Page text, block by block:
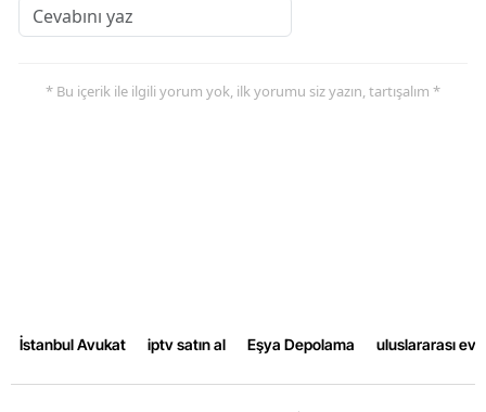
* Bu içerik ile ilgili yorum yok, ilk yorumu siz yazın, tartışalım *
İstanbul Avukat iptv satın al Eşya Depolama uluslararası